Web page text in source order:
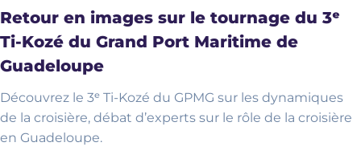
Retour en images sur le tournage du 3ᵉ
Ti-Kozé du Grand Port Maritime de
Guadeloupe
Découvrez le 3ᵉ Ti-Kozé du GPMG sur les dynamiques
de la croisière, débat d’experts sur le rôle de la croisière
en Guadeloupe.